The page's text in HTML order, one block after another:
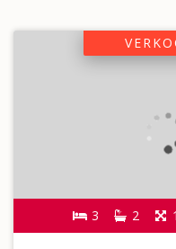
3 2